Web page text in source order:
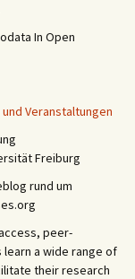
In Open
Veranstaltungen
Freiburg
rund um
peer-
a wide range of
their research